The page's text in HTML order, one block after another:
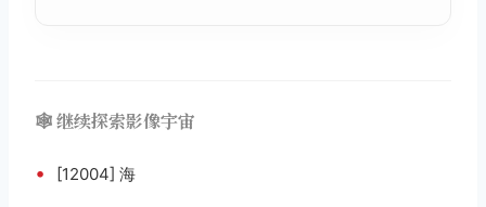
🕸️ 继续探索影像宇宙
• [12004] 海